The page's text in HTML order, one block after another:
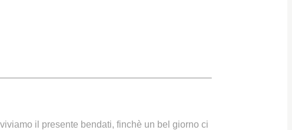
il presente bendati, finchè un bel giorno ci